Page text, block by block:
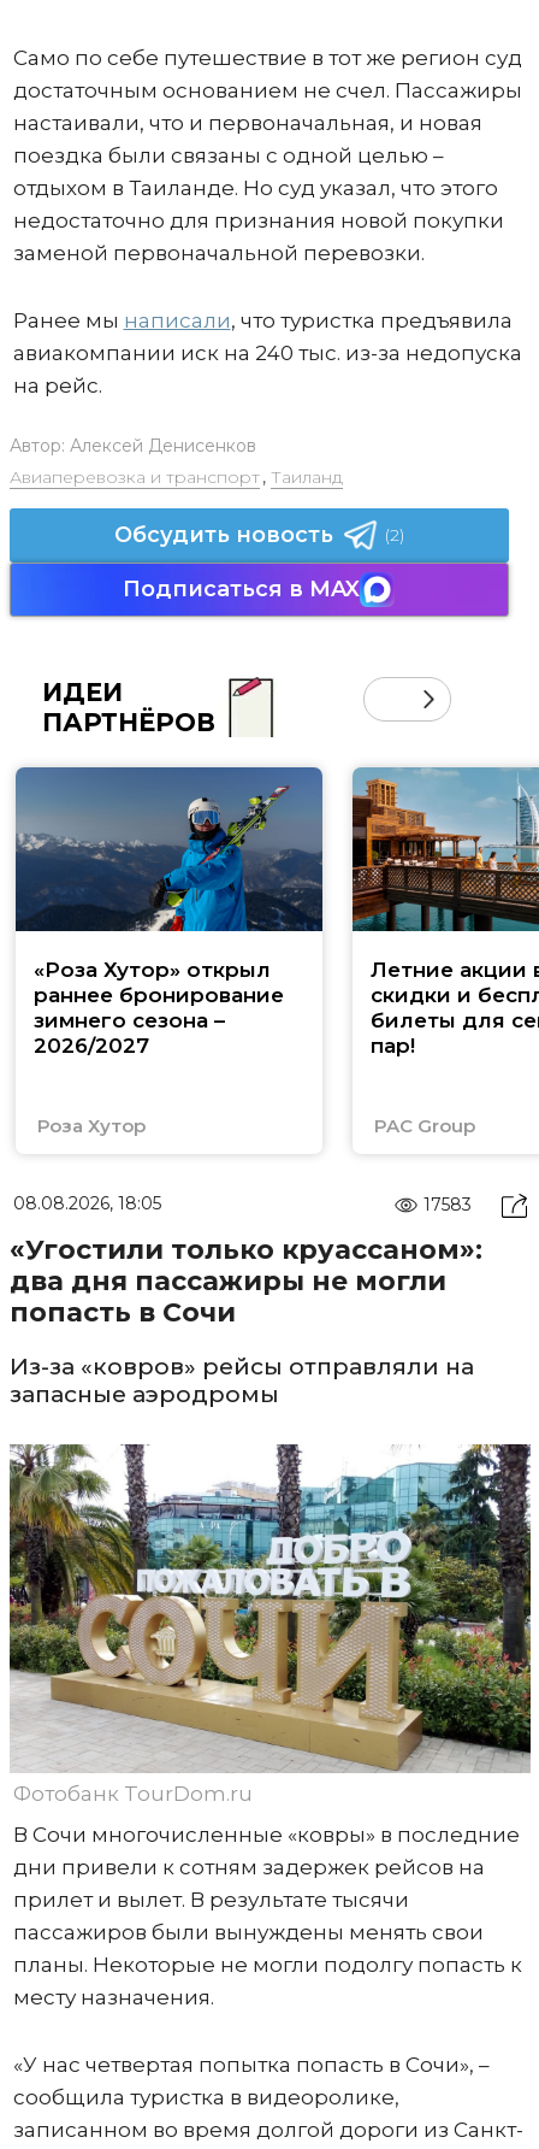
Само по себе путешествие в тот же регион суд
достаточным основанием не счел. Пассажиры
настаивали, что и первоначальная, и новая
поездка были связаны с одной целью –
отдыхом в Таиланде. Но суд указал, что этого
недостаточно для признания новой покупки
заменой первоначальной перевозки.
Ранее мы написали, что туристка предъявила
авиакомпании иск на 240 тыс. из-за недопуска
на рейс.
Автор: Алексей Денисенков
Авиаперевозка и транспорт, Таиланд
Обсудить новость (2)
Подписаться в MAX
ИДЕИ
ПАРТНЁРОВ
«Роза Хутор» открыл
раннее бронирование
зимнего сезона –
2026/2027
Роза Хутор
Летние акции
скидки и
билеты для
пар!
PAC Group
08.08.2026, 18:05 17583
«Угостили только круассаном»:
два дня пассажиры не могли
попасть в Сочи
Из-за «ковров» рейсы отправляли на
запасные аэродромы
Фотобанк TourDom.ru
В Сочи многочисленные «ковры» в последние
дни привели к сотням задержек рейсов на
прилет и вылет. В результате тысячи
пассажиров были вынуждены менять свои
планы. Некоторые не могли подолгу попасть к
месту назначения.
«У нас четвертая попытка попасть в Сочи», –
сообщила туристка в видеоролике,
записанном во время долгой дороги из Санкт-